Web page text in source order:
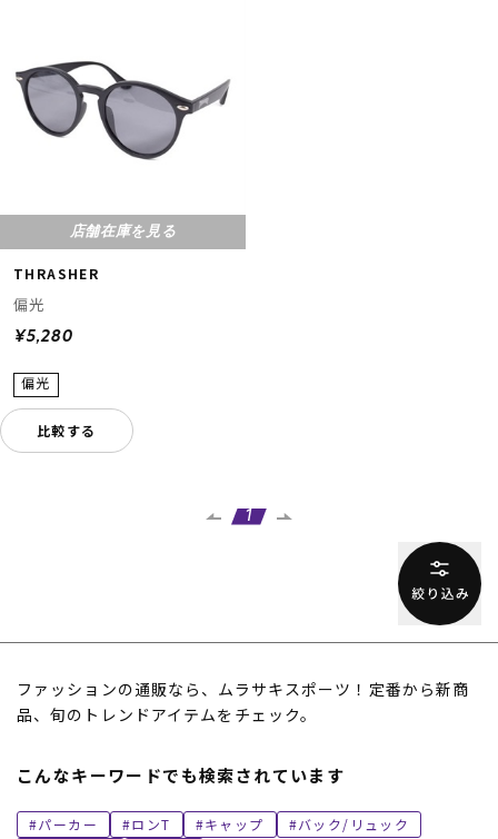
店舗在庫を見る
THRASHER
偏光
¥5,280
比較する
1
ファッションの通販なら、ムラサキスポーツ！定番から新商
品、旬のトレンドアイテムをチェック。
こんなキーワードでも検索されています
パーカー ロンT キャップ
バック/リュック